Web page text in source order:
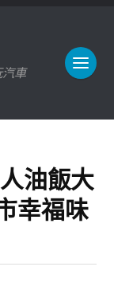
汽車
油飯大
幸福味